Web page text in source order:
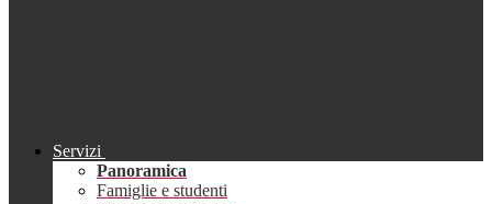
Servizi
Panoramica
Famiglie e studenti